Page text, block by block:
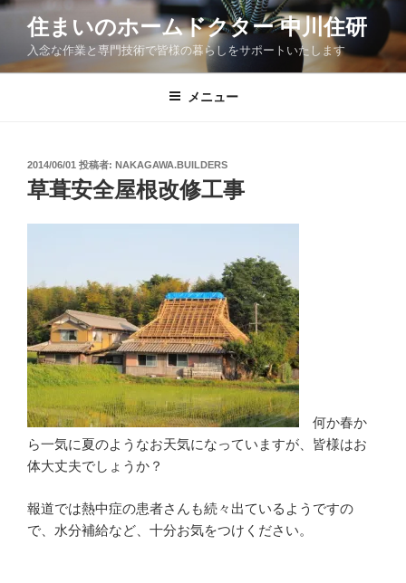
コ
ン
住まいのホームドクター 中川住研
入念な作業と専門技術で皆様の暮らしをサポートいたします
メニュー
投
稿
日:
2014/06/01 投稿者: NAKAGAWA.BUILDERS
草葺安全屋根改修工事
何か春か
ら一気に夏のようなお天気になっていますが、皆様はお
体大丈夫でしょうか？
報道では熱中症の患者さんも続々出ているようですの
で、水分補給など、十分お気をつけください。